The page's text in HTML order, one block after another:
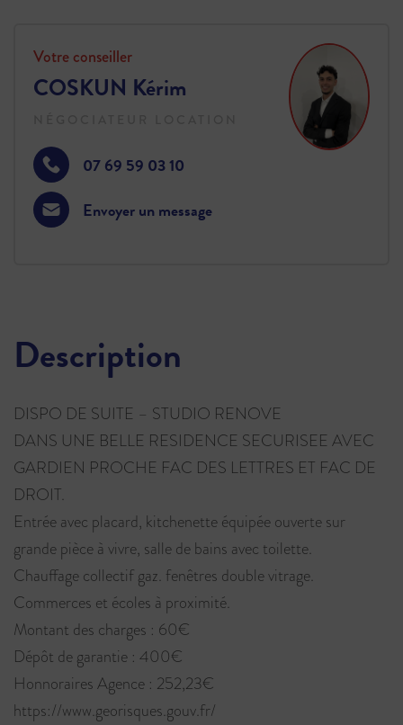
Votre conseiller
COSKUN Kérim
07 69 59 03 10
Envoyer un message
Description
DISPO DE SUITE – STUDIO RENOVE
DANS UNE BELLE RESIDENCE SECURISEE AVEC
GARDIEN PROCHE FAC DES LETTRES ET FAC DE
DROIT.
Entrée avec placard, kitchenette équipée ouverte sur
grande pièce à vivre, salle de bains avec toilette.
Chauffage collectif gaz. fenêtres double vitrage.
Commerces et écoles à proximité.
Montant des charges : 60€
Dépôt de garantie : 400€
Honnoraires Agence : 252,23€
https://www.georisques.gouv.fr/